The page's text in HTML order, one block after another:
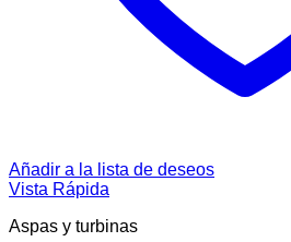
Añadir a la lista de deseos
Vista Rápida
Aspas y turbinas